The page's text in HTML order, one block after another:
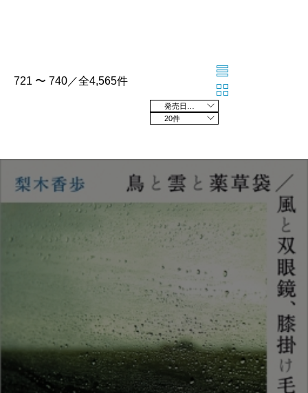
721 〜 740／全4,565件
20件